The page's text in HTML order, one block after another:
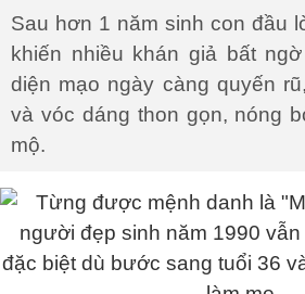
Sau hơn 1 năm sinh con đầu
khiến nhiều khán giả bất
diện mạo ngày càng quyến
và vóc dáng thon gọn, nóng
mộ.